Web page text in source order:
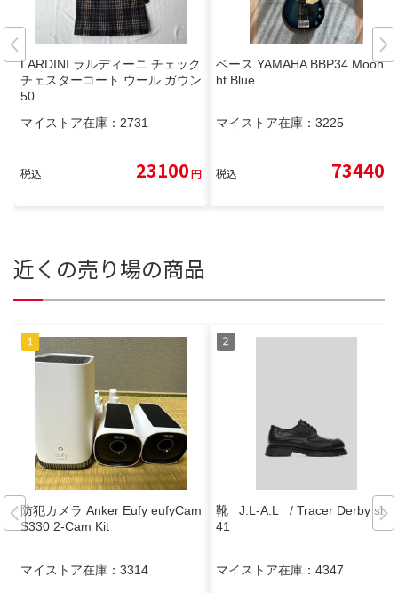
LARDINI ラルディーニ チェック
チェスターコート ウール ガウン
50
マイストア在庫： 2731
税込 23100円
ベース YAMAHA BBP34 Moonlig
ht Blue
マイストア在庫： 3225
税込 73440
近くの売り場の商品
防犯カメラ Anker Eufy eufyCam
S330 2-Cam Kit
マイストア在庫： 3314
靴 _J.L-A.L_ / Tracer Derby size
41
マイストア在庫： 4347